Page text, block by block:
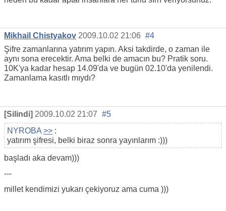
Mikhail Chistyakov 2009.10.02 21:06 #4
Şifre zamanlarına yatırım yapın. Aksi takdirde, o zaman ile
aynı sona erecektir. Ama belki de amacın bu? Pratik soru.
10K'ya kadar hesap 14.09'da ve bugün 02.10'da yenilendi.
Zamanlama kasıtlı mıydı?
[Silindi] 2009.10.02 21:07 #5
NYROBA >> :
yatırım şifresi, belki biraz sonra yayınlarım :)))
başladı aka devam)))
---
millet kendimizi yukarı çekiyoruz ama cuma )))